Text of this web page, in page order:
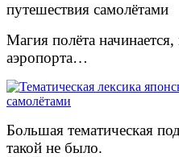
путешествия самолётами
Магия полёта
аэропорта…
Большая тематическая
такой не было.